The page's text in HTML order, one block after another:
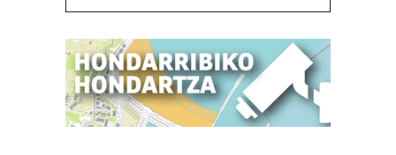
Webgune honek cookie propioak eta hirugarrenen cookie-
fitxategiak erabiltzen ditu. Zure esperientzia eta
zerbitzuak hobetzeko asmoz, cookie teknologiaz
baliatzen gara. Ohar hau onartuz gero, teknologia hori